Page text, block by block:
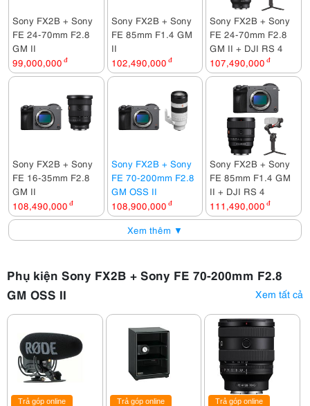
Sony FX2B + Sony
FE 24-70mm F2.8
GM II
99,000,000 đ
Sony FX2B + Sony
FE 85mm F1.4 GM
II
102,490,000 đ
Sony FX2B + Sony
FE 24-70mm F2.8
GM II + DJI RS 4
107,490,000 đ
Sony FX2B + Sony
FE 16-35mm F2.8
GM II
108,490,000 đ
Sony FX2B + Sony
FE 70-200mm F2.8
GM OSS II
108,900,000 đ
Sony FX2B + Sony
FE 85mm F1.4 GM
II + DJI RS 4
111,490,000 đ
Xem thêm ▼
Phụ kiện Sony FX2B + Sony FE 70-200mm F2.8
GM OSS II
Xem tất cả
Trả góp online Trả góp online Trả góp online